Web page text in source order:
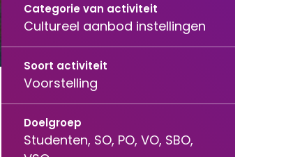
Categorie van activiteit
Cultureel aanbod instellingen
Soort activiteit
Voorstelling
Doelgroep
Studenten, SO, PO, VO, SBO,